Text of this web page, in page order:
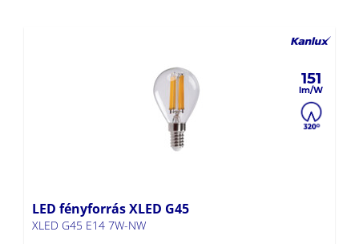
151
LED fényforrás XLED G45
XLED G45 E14 7W-NW